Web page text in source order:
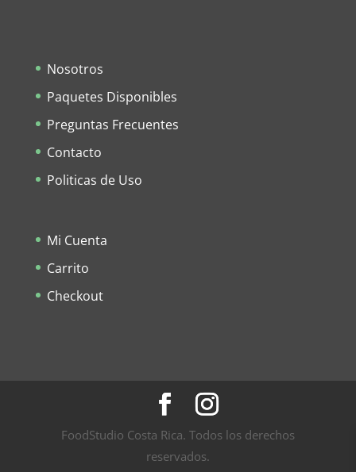
Nosotros
Paquetes Disponibles
Preguntas Frecuentes
Contacto
Politicas de Uso
Mi Cuenta
Carrito
Checkout
FoodStudio Costa Rica. Todos los derechos
reservados.